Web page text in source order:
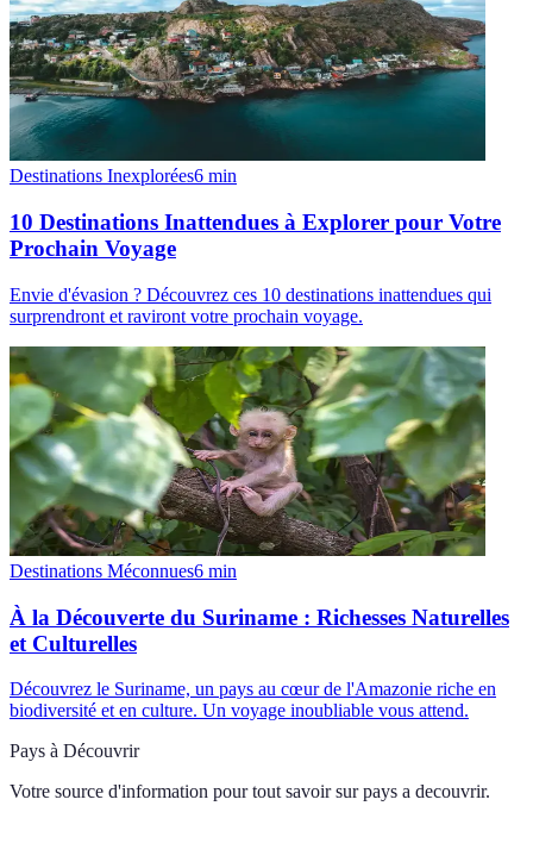
Destinations Inexplorées6 min
10 Destinations Inattendues à Explorer pour Votre
Prochain Voyage
Envie d'évasion ? Découvrez ces 10 destinations inattendues qui
surprendront et raviront votre prochain voyage.
Destinations Méconnues6 min
À la Découverte du Suriname : Richesses Naturelles
et Culturelles
Découvrez le Suriname, un pays au cœur de l'Amazonie riche en
biodiversité et en culture. Un voyage inoubliable vous attend.
Pays à Découvrir
Votre source d'information pour tout savoir sur pays a decouvrir.